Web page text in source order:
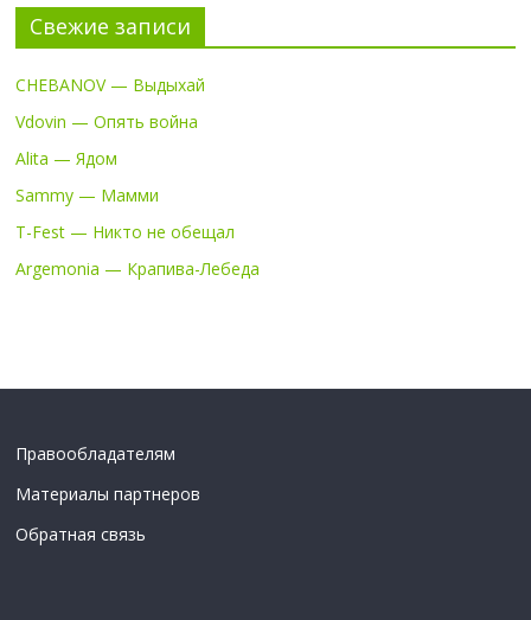
Свежие записи
CHEBANOV — Выдыхай
Vdovin — Опять война
Alita — Ядом
Sammy — Мамми
T-Fest — Никто не обещал
Argemonia — Крапива-Лебеда
Правообладателям
Материалы партнеров
Обратная связь